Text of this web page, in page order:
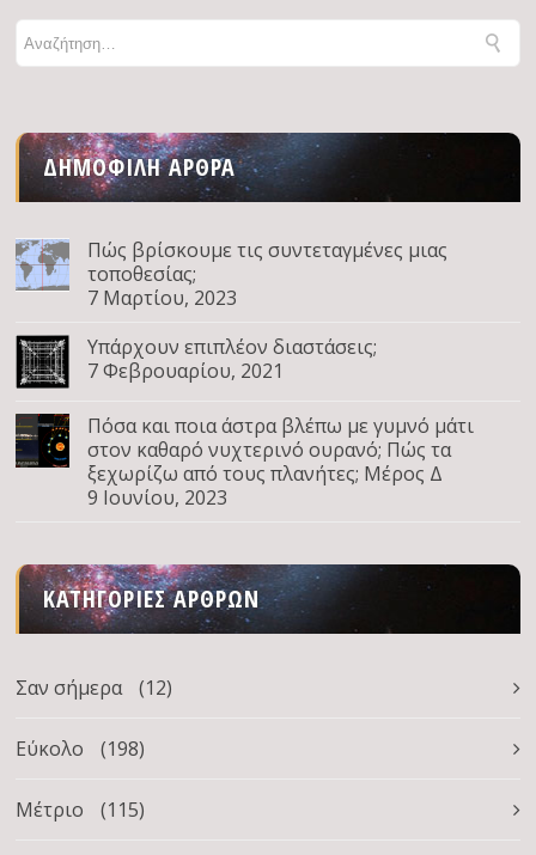
ΔΗΜΟΦΙΛΉ ΆΡΘΡΑ
Πώς βρίσκουμε τις συντεταγμένες μιας
τοποθεσίας;
7 Μαρτίου, 2023
Υπάρχουν επιπλέον διαστάσεις;
7 Φεβρουαρίου, 2021
Πόσα και ποια άστρα βλέπω με γυμνό μάτι
στον καθαρό νυχτερινό ουρανό; Πώς τα
ξεχωρίζω από τους πλανήτες; Μέρος Δ
9 Ιουνίου, 2023
ΚΑΤΗΓΟΡΊΕΣ ΆΡΘΡΩΝ
Σαν σήμερα (12)
Εύκολο (198)
Μέτριο (115)